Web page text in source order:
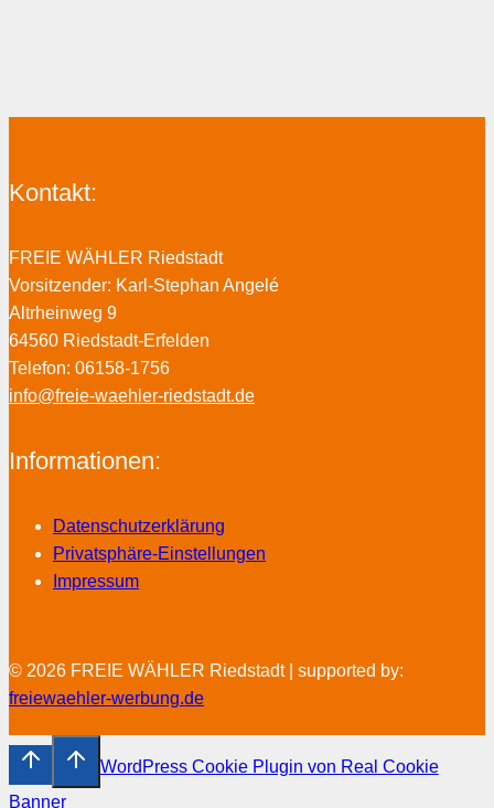
Kontakt:
FREIE WÄHLER Riedstadt
Vorsitzender: Karl-Stephan Angelé
Altrheinweg 9
64560 Riedstadt-Erfelden
Telefon: 06158-1756
info@freie-waehler-riedstadt.de
Informationen:
Datenschutzerklärung
Privatsphäre-Einstellungen
Impressum
© 2026 FREIE WÄHLER Riedstadt | supported by:
freiewaehler-werbung.de
WordPress Cookie Plugin von Real Cookie
Banner